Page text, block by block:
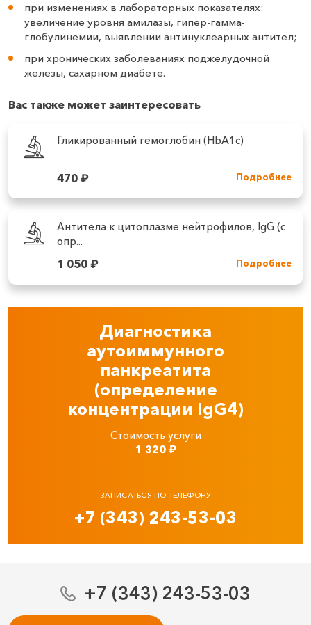
при изменениях в лабораторных показателях:
увеличение уровня амилазы, гипер-гамма-
глобулинемии, выявлении антинуклеарных антител;
при хронических заболеваниях поджелудочной
железы, сахарном диабете.
Вас также может заинтересовать
Гликированный гемоглобин (HbA1c)
470₽ Подробнее
Антитела к цитоплазме нейтрофилов, IgG (с
опр...
1 050₽ Подробнее
Диагностика
аутоиммунного
панкреатита
(определение
концентрации IgG4)
Стоимость услуги
1 320₽
ЗАПИСАТЬСЯ ПО ТЕЛЕФОНУ
+7 (343) 243-53-03
+7 (343) 243-53-03